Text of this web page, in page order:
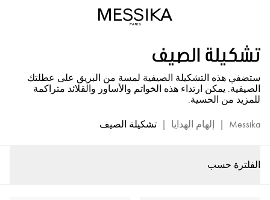
مجوهرات
فاخرة
من
الذهب
والماس
تشكيلة الصيف
ستضفي هذه التشكيلة الصيفية لمسة من البريق على عطلتك
الصيفية. يمكن ارتداء هذه الخواتم والأساور والقلائد متراكمة
للمزيد من الحسية.
Messika
| إلهام الهدايا | تشكيلة الصيف
الفلترة حسب